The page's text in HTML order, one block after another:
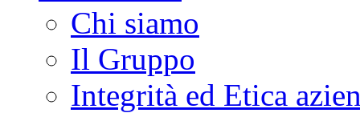
Chi siamo
Il Gruppo
Integrità ed Etica